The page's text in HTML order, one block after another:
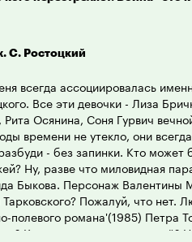
что при монтаже картины было
хочется отметить Сергея
которого, говорит Юозас
всеми силами
главной
ее чтение от лица Алии
без изысков. Среди играющих
Марина Яковлева, а вот уже
явно с ролью не
критические замечания,
дорога память о великой войне
Вряд ли вы станете
С. Ростоцкий
всегда ассоциировалась
Все эти девочки - Лиза
Осянина, Соня Гурвич
времени не утекло, они
- без запинки. Кто может
Ну, разве что миловидная
Быкова. Персонаж Валентины
Пожалуй, что нет.
полевого романа'(1985) Петра
Кого вспомнить можно ещё?